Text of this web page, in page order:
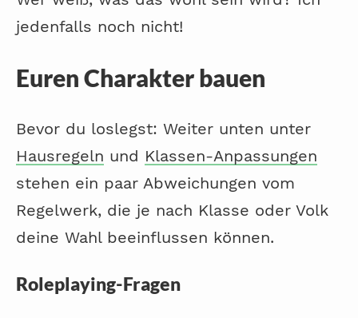
jedenfalls noch nicht!
Euren Charakter bauen
Bevor du loslegst: Weiter unten unter
Hausregeln und Klassen-Anpassungen
stehen ein paar Abweichungen vom
Regelwerk, die je nach Klasse oder Volk
deine Wahl beeinflussen können.
Roleplaying-Fragen